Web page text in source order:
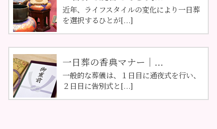
近年、ライフスタイルの変化により一日葬
を選択するひとが[...]
一日葬の香典マナー｜...
一般的な葬儀は、１日目に通夜式を行い、
２日目に告別式と[...]